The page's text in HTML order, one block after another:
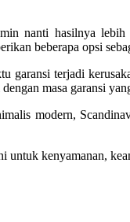
nanti hasilnya
beberapa opsi
terjadi
masa garansi
modern,
untuk kenyamanan,